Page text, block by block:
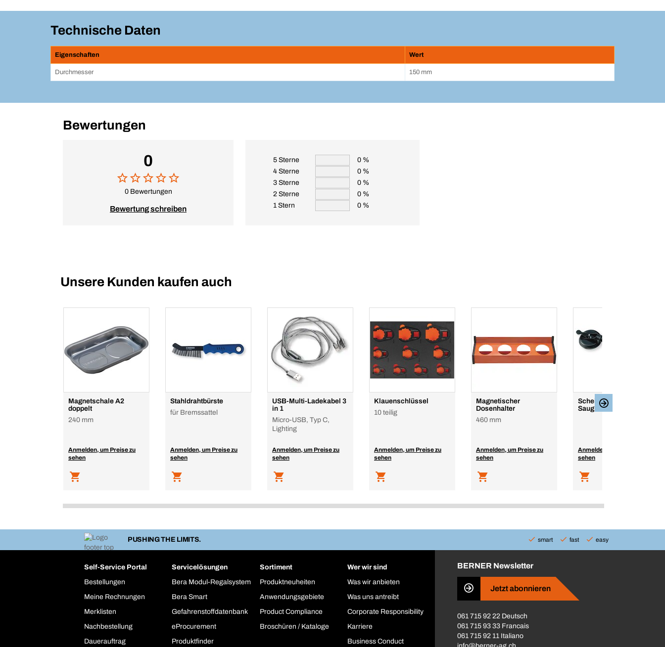
Technische Daten
Eigenschaften Wert
Durchmesser 150 mm
Bewertungen
0
0 Bewertungen
Bewertung schreiben
5 Sterne
0 %
4 Sterne
0 %
3 Sterne
0 %
2 Sterne
0 %
1 Stern
0 %
Unsere Kunden kaufen auch
Magnetschale A2
doppelt
240 mm
Anmelden, um Preise zu
sehen
Stahldrahtbürste
für Bremssattel
Anmelden, um Preise zu
sehen
USB-Multi-Ladekabel 3
in 1
Micro-USB, Typ C,
Lighting
Anmelden, um Preise zu
sehen
Klauenschlüssel
10 teilig
Anmelden, um Preise zu
sehen
Magnetischer
Dosenhalter
460 mm
Anmelden, um Preise zu
sehen
Scheibenhalter,
Saugheber
Anmelden, um Preise zu
sehen
PUSHING THE LIMITS. smart fast easy
Self-Service Portal
Bestellungen
Meine Rechnungen
Merklisten
Nachbestellung
Dauerauftrag
Servicelösungen
Bera Modul-Regalsystem
Bera Smart
Gefahrenstoffdatenbank
eProcurement
Produktfinder
Sortiment
Produktneuheiten
Anwendungsgebiete
Product Compliance
Broschüren / Kataloge
Wer wir sind
Was wir anbieten
Was uns antreibt
Corporate Responsibility
Karriere
Business Conduct
BERNER Newsletter
Jetzt abonnieren
061 715 92 22 Deutsch
061 715 93 33 Francais
061 715 92 11 Italiano